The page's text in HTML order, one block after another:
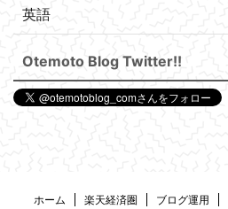
英語
Otemoto Blog Twitter!!
ホーム 楽天経済圏 ブログ運用